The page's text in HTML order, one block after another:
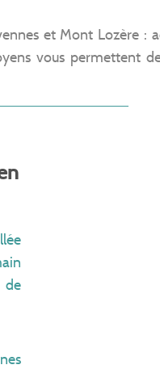
et Mont Lozère :
vous permettent
de